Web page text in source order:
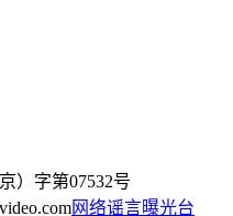
）字第07532号
网络谣言曝光台